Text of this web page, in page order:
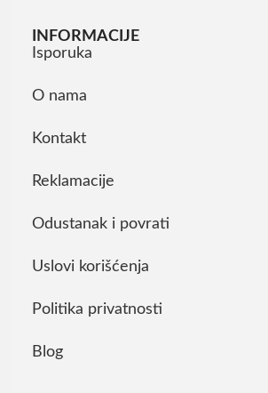
INFORMACIJE
Isporuka
O nama
Kontakt
Reklamacije
Odustanak i povrati
Uslovi korišćenja
Politika privatnosti
Blog